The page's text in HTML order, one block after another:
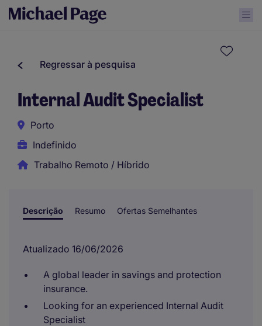
Regressar à pesquisa
Internal Audit Specialist
Porto
Indefinido
Trabalho Remoto / Híbrido
Descrição Resumo Ofertas Semelhantes
Atualizado 16/06/2026
A global leader in savings and protection
insurance.
Looking for an experienced Internal Audit
Specialist